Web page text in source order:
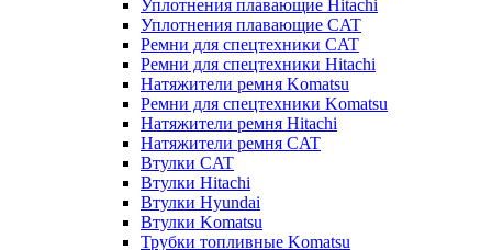
Уплотнения плавающие Hitachi
Уплотнения плавающие CAT
Ремни для спецтехники CAT
Ремни для спецтехники Hitachi
Натяжители ремня Komatsu
Ремни для спецтехники Komatsu
Натяжители ремня Hitachi
Натяжители ремня CAT
Втулки CAT
Втулки Hitachi
Втулки Hyundai
Втулки Komatsu
Трубки топливные Komatsu